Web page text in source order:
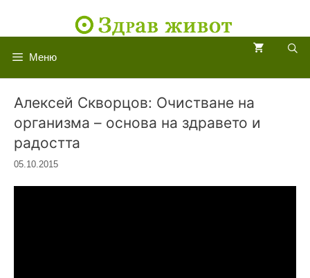
Меню
Алексей Скворцов: Очистване на
организма – основа на здравето и
радостта
05.10.2015